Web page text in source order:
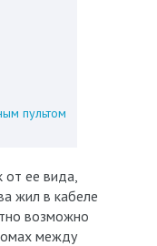
пультом
от ее вида,
жил в кабеле
возможно
между